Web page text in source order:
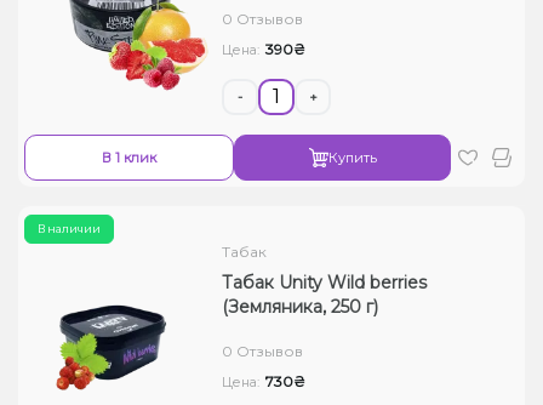
0 Отзывов
Цена: 390₴
- +
В 1 клик Купить
В наличии
Табак
Табак Unity Wild berries
(Земляника, 250 г)
0 Отзывов
Цена: 730₴